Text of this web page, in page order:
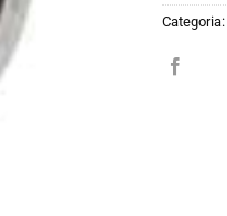
Categoria: